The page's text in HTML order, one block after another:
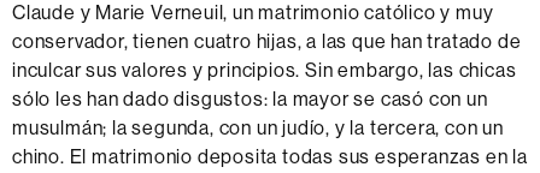
Claude y Marie Verneuil, un matrimonio católico y muy
conservador, tienen cuatro hijas, a las que han tratado de
inculcar sus valores y principios. Sin embargo, las chicas
sólo les han dado disgustos: la mayor se casó con un
musulmán; la segunda, con un judío, y la tercera, con un
chino. El matrimonio deposita todas sus esperanzas en la